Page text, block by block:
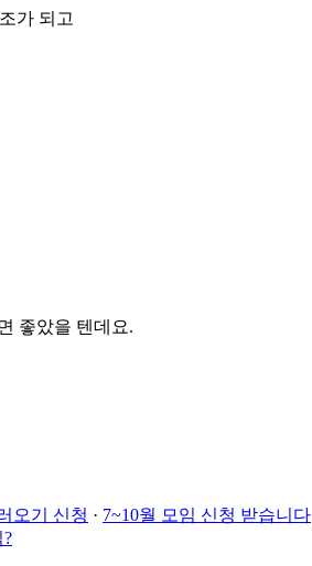
가 되고
좋았을 텐데요.
오기 신청 · 7~10월 모임 신청 받습니다